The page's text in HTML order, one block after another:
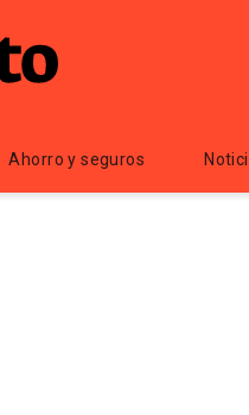
Ahorro y seguros